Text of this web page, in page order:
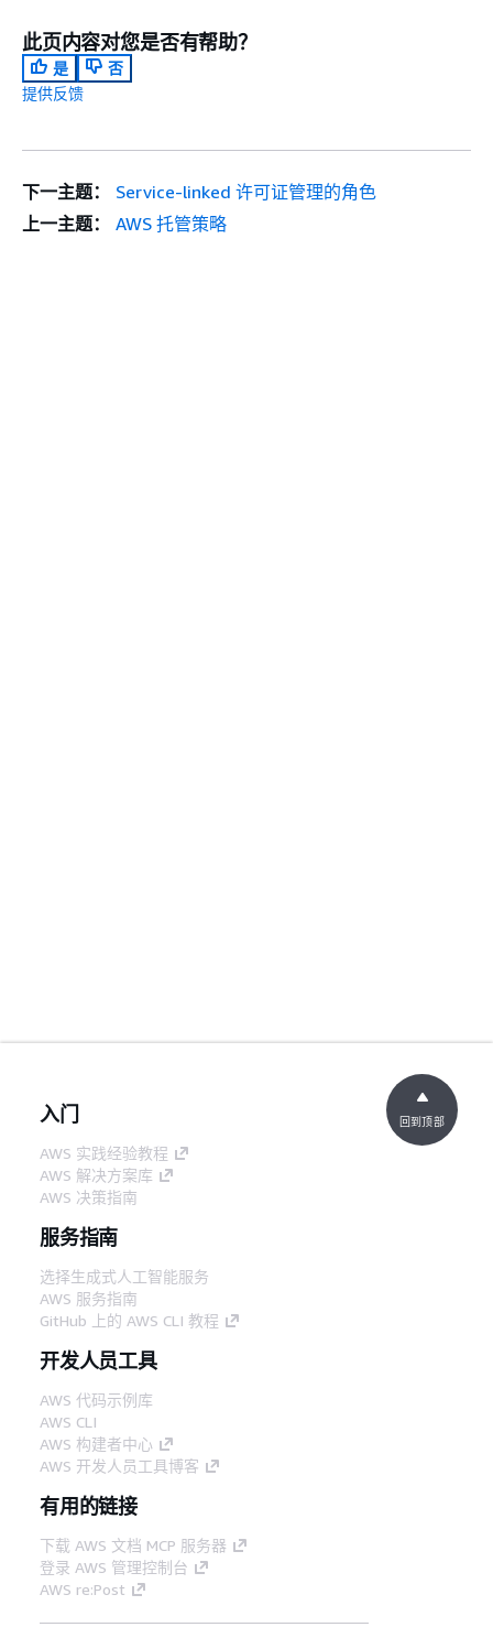
此页内容对您是否有帮助？
是
否
提供反馈
下一主题：
Service-linked 许可证管理的角色
上一主题：
AWS 托管策略
入门
AWS 实践经验教程
AWS 解决方案库
AWS 决策指南
服务指南
选择生成式人工智能服务
AWS 服务指南
GitHub 上的 AWS CLI 教程
开发人员工具
AWS 代码示例库
AWS CLI
AWS 构建者中心
AWS 开发人员工具博客
有用的链接
下载 AWS 文档 MCP 服务器
登录 AWS 管理控制台
AWS re:Post
回到顶部